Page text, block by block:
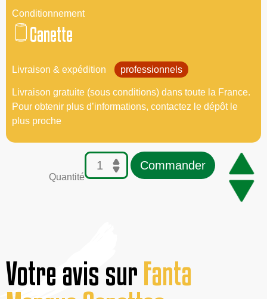
Conditionnement
Canette
Livraison & expédition professionnels
Livraison gratuite (sous conditions) dans toute la France.
Pour obtenir plus d’informations, contactez le dépôt le
plus proche
Quantité
Commander
Votre avis surFanta